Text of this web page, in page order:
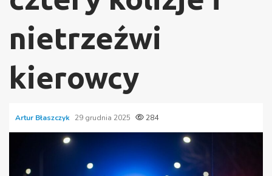
nietrzeźwi
kierowcy
Artur Błaszczyk 29 grudnia 2025 284